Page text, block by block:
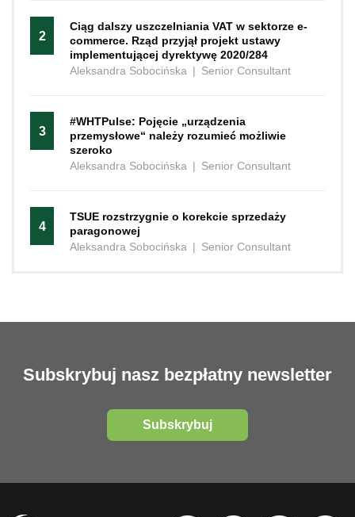
2
Ciąg dalszy uszczelniania VAT w sektorze e-
commerce. Rząd przyjął projekt ustawy
implementującej dyrektywę 2020/284
Aleksandra Sobocińska | Senior Consultant
3
#WHTPulse: Pojęcie „urządzenia
przemysłowe“ należy rozumieć możliwie
szeroko
Aleksandra Sobocińska | Senior Consultant
4
TSUE rozstrzygnie o korekcie sprzedaży
paragonowej
Aleksandra Sobocińska | Senior Consultant
Subskrybuj nasz bezpłatny newsletter
Subskrybuj